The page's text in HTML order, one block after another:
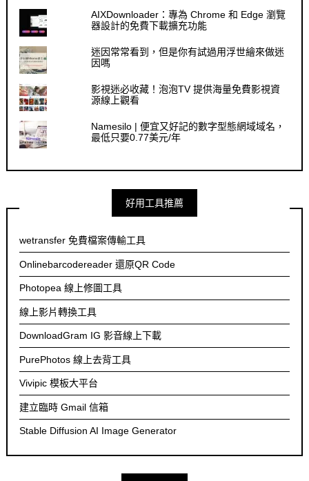
AIXDownloader：專為 Chrome 和 Edge 瀏覽
器設計的免費下載擴充功能
迷因常常看到，但是你有試過用浮世繪來做迷
因嗎
影視迷必收藏！泡泡TV 提供海量免費影視資
源線上觀看
Namesilo | 便宜又好記的數字型態網域域名，
最低只要0.77美元/年
好用工具推薦
wetransfer 免費檔案傳輸工具
Onlinebarcodereader 還原QR Code
Photopea 線上修圖工具
線上影片轉換工具
DownloadGram IG 影音線上下載
PurePhotos 線上去背工具
Vivipic 模板大平台
建立臨時 Gmail 信箱
Stable Diffusion AI Image Generator